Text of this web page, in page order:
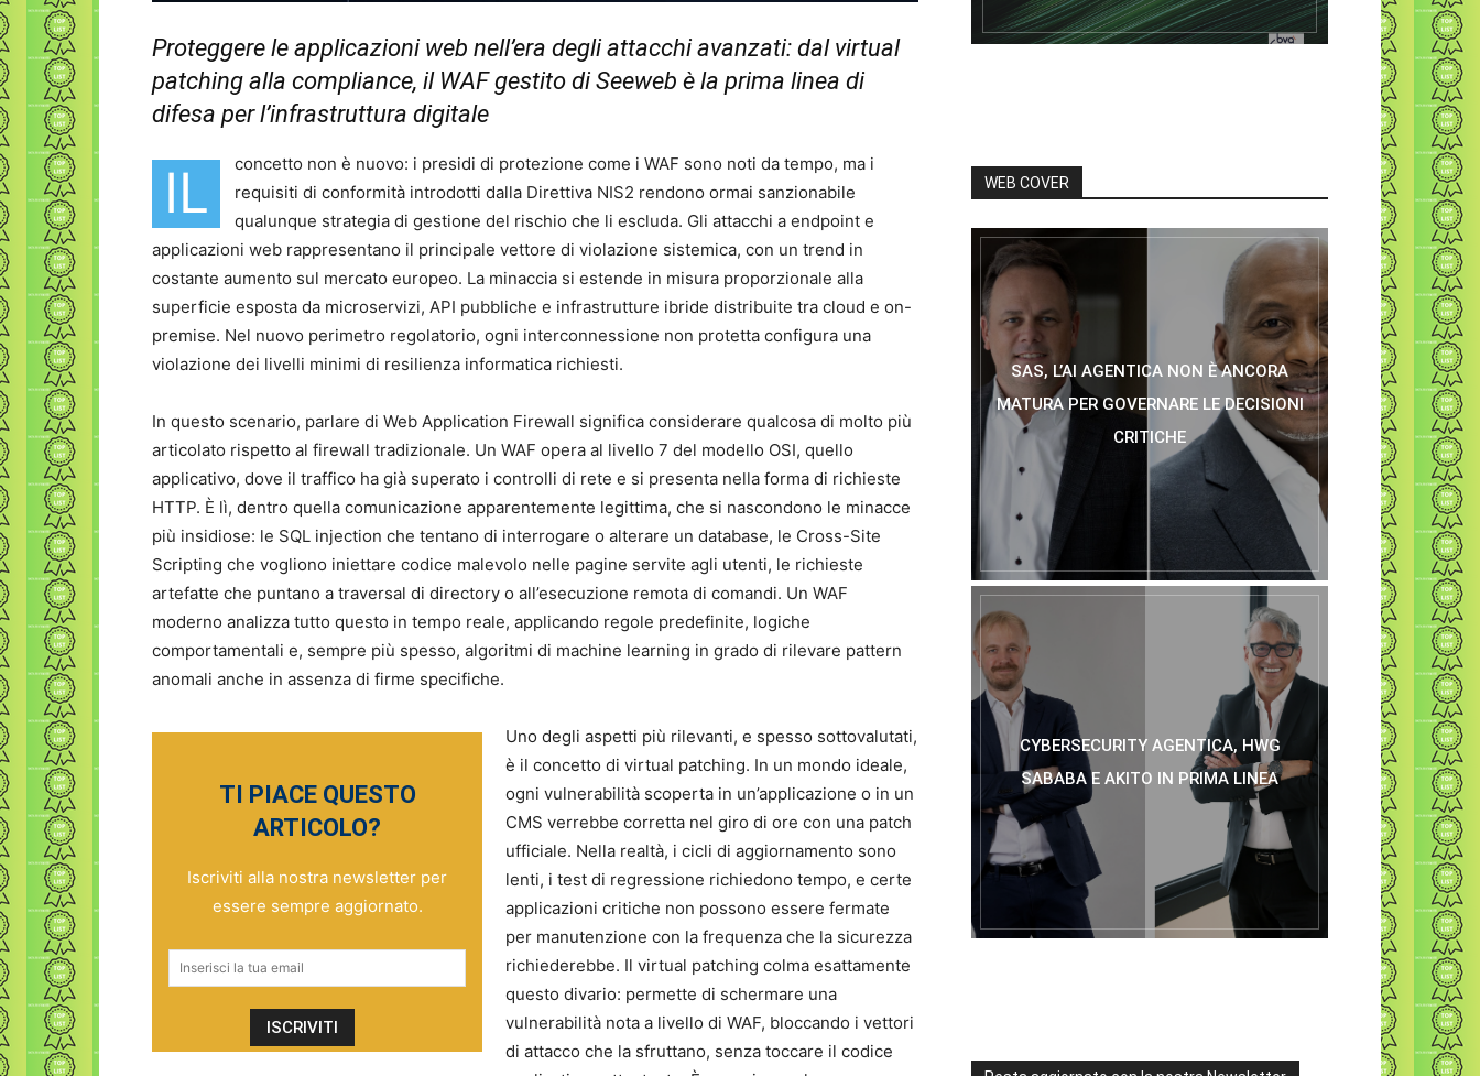
Proteggere le applicazioni web nell’era degli attacchi avanzati: dal virtual
patching alla compliance, il WAF gestito di Seeweb è la prima linea di
difesa per l’infrastruttura digitale
IL
concetto non è nuovo: i presidi di protezione come i WAF sono noti da tempo, ma i
requisiti di conformità introdotti dalla Direttiva NIS2 rendono ormai sanzionabile
qualunque strategia di gestione del rischio che li escluda. Gli attacchi a endpoint e
applicazioni web rappresentano il principale vettore di violazione sistemica, con un trend in
costante aumento sul mercato europeo. La minaccia si estende in misura proporzionale alla
superficie esposta da microservizi, API pubbliche e infrastrutture ibride distribuite tra cloud e on-
premise. Nel nuovo perimetro regolatorio, ogni interconnessione non protetta configura una
violazione dei livelli minimi di resilienza informatica richiesti.
In questo scenario, parlare di Web Application Firewall significa considerare qualcosa di molto più
articolato rispetto al firewall tradizionale. Un WAF opera al livello 7 del modello OSI, quello
applicativo, dove il traffico ha già superato i controlli di rete e si presenta nella forma di richieste
HTTP. È lì, dentro quella comunicazione apparentemente legittima, che si nascondono le minacce
più insidiose: le SQL injection che tentano di interrogare o alterare un database, le Cross-Site
Scripting che vogliono iniettare codice malevolo nelle pagine servite agli utenti, le richieste
artefatte che puntano a traversal di directory o all’esecuzione remota di comandi. Un WAF
moderno analizza tutto questo in tempo reale, applicando regole predefinite, logiche
comportamentali e, sempre più spesso, algoritmi di machine learning in grado di rilevare pattern
anomali anche in assenza di firme specifiche.
TI PIACE QUESTO
ARTICOLO?
Iscriviti alla nostra newsletter per
essere sempre aggiornato.
Uno degli aspetti più rilevanti, e spesso sottovalutati,
è il concetto di virtual patching. In un mondo ideale,
ogni vulnerabilità scoperta in un’applicazione o in un
CMS verrebbe corretta nel giro di ore con una patch
ufficiale. Nella realtà, i cicli di aggiornamento sono
lenti, i test di regressione richiedono tempo, e certe
applicazioni critiche non possono essere fermate
per manutenzione con la frequenza che la sicurezza
richiederebbe. Il virtual patching colma esattamente
questo divario: permette di schermare una
vulnerabilità nota a livello di WAF, bloccando i vettori
di attacco che la sfruttano, senza toccare il codice
WEB COVER
SAS, L’AI AGENTICA NON È ANCORA
MATURA PER GOVERNARE LE DECISIONI
CRITICHE
CYBERSECURITY AGENTICA, HWG
SABABA E AKITO IN PRIMA LINEA